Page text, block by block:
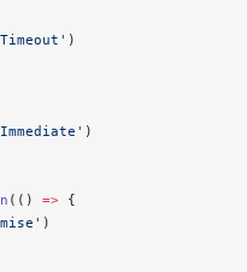
)
)
(() => {
)